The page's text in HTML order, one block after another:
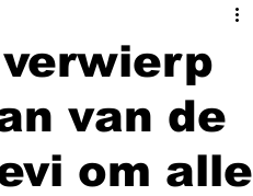
van de
om alle